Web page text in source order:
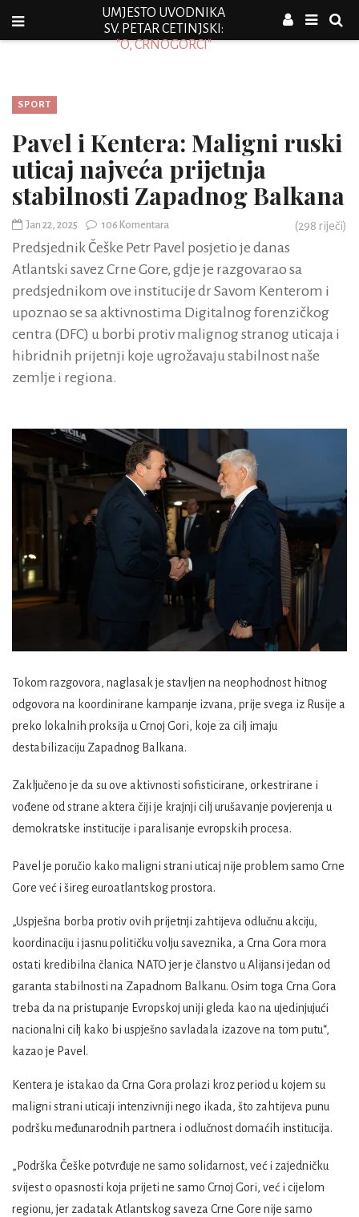
UMJESTO UVODNIKA
SV. PETAR CETINJSKI:
"O, CRNOGORCI"
SPORT
Pavel i Kentera: Maligni ruski
uticaj najveća prijetnja
stabilnosti Zapadnog Balkana
Jan 22, 2025 106 Komentara (298 riječi)
Predsjednik Češke Petr Pavel posjetio je danas
Atlantski savez Crne Gore, gdje je razgovarao sa
predsjednikom ove institucije dr Savom Kenterom i
upoznao se sa aktivnostima Digitalnog forenzičkog
centra (DFC) u borbi protiv malignog stranog uticaja i
hibridnih prijetnji koje ugrožavaju stabilnost naše
zemlje i regiona.
Tokom razgovora, naglasak je stavljen na neophodnost hitnog
odgovora na koordinirane kampanje izvana, prije svega iz Rusije a
preko lokalnih proksija u Crnoj Gori, koje za cilj imaju
destabilizaciju Zapadnog Balkana.
Zaključeno je da su ove aktivnosti sofisticirane, orkestrirane i
vođene od strane aktera čiji je krajnji cilj urušavanje povjerenja u
demokratske institucije i paralisanje evropskih procesa.
Pavel je poručio kako maligni strani uticaj nije problem samo Crne
Gore već i šireg euroatlantskog prostora.
„Uspješna borba protiv ovih prijetnji zahtijeva odlučnu akciju,
koordinaciju i jasnu političku volju saveznika, a Crna Gora mora
ostati kredibilna članica NATO jer je članstvo u Alijansi jedan od
garanta stabilnosti na Zapadnom Balkanu. Osim toga Crna Gora
treba da na pristupanje Evropskoj uniji gleda kao na ujedinjujući
nacionalni cilj kako bi uspješno savladala izazove na tom putu“,
kazao je Pavel.
Kentera je istakao da Crna Gora prolazi kroz period u kojem su
maligni strani uticaji intenzivniji nego ikada, što zahtijeva punu
podršku međunarodnih partnera i odlučnost domaćih institucija.
„Podrška Češke potvrđuje ne samo solidarnost, već i zajedničku
svijest o opasnosti koja prijeti ne samo Crnoj Gori, već i cijelom
regionu, jer zadatak Atlantskog saveza Crne Gore nije samo